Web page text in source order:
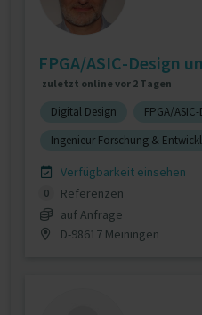
FPGA/ASIC-Design
zuletzt online vor 2 Tagen
Digital Design
FPGA/
Ingenieur Forschung &
Verfügbarkeit einsehen
0
Referenzen
auf Anfrage
D-98617 Meiningen